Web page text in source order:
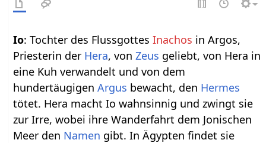
Io: Tochter des FlussgottesInachos in Argos,
Priesterin der Hera, vonZeus geliebt, von Hera in
eine Kuh verwandelt und von dem
hundertäugigenArgus bewacht, den Hermes
tötet. Hera macht Io wahnsinnig und zwingt sie
zur Irre, wobei ihre Wanderfahrt dem Jonischen
Meer den Namen gibt. In Ägypten findet sie